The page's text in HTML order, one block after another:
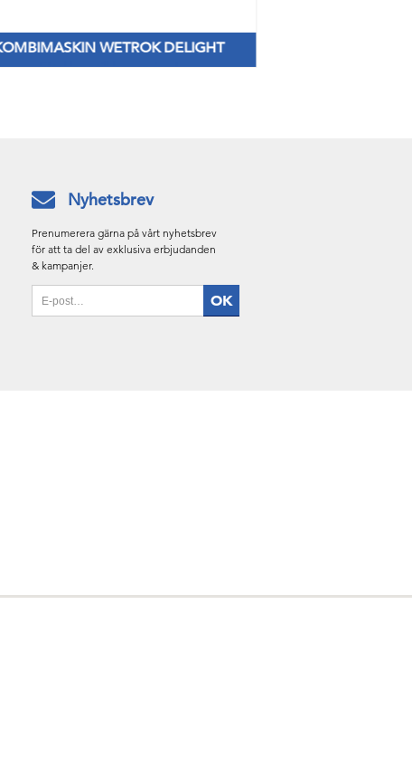
WETROK DELIGHT
Fåtal kvar till lagerpriser!
Nyhetsbrev
Prenumerera gärna på vårt nyhetsbrev
för att ta del av exklusiva erbjudanden
& kampanjer.